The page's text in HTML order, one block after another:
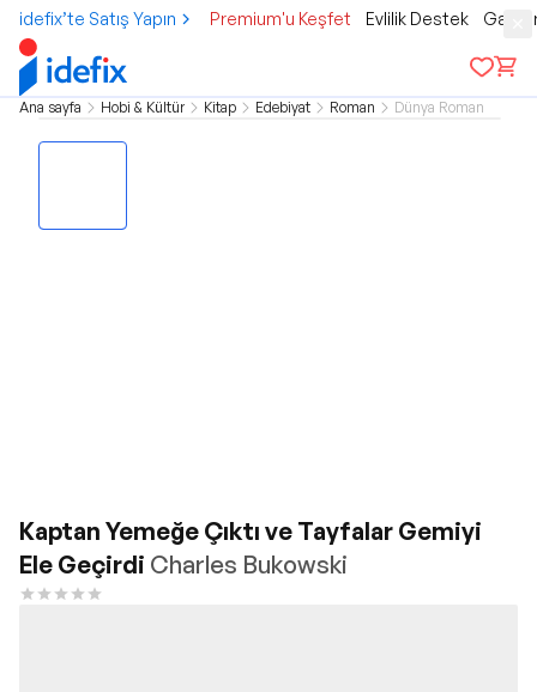
idefix’te Satış Yapın Premium'u Keşfet Evlilik Destek
Ana sayfa Hobi & Kültür Kitap Edebiyat Roman Dünya Roman
Kaptan Yemeğe Çıktı ve Tayfalar Gemiyi
Ele Geçirdi Charles Bukowski